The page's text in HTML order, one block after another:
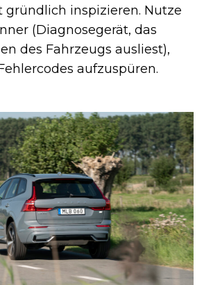
inspizieren. Nutze
(Diagnosegerät, das
des Fahrzeugs ausliest),
aufzuspüren.